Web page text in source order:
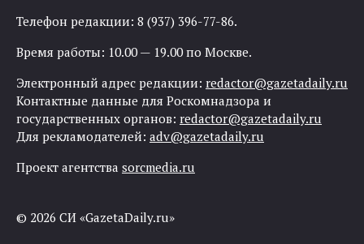
Телефон редакции: 8 (937) 396-77-86.
Время работы: 10.00 — 19.00 по Москве.
Электронный адрес редакции: redactor@gazetadaily.ru
Контактные данные для Роскомнадзора и
государственных органов: redactor@gazetadaily.ru
Для рекламодателей: adv@gazetadaily.ru
Проект агентства sorcmedia.ru
© 2026 СИ «GazetaDaily.ru»